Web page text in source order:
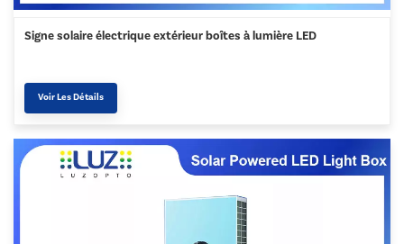
Signe solaire électrique extérieur boîtes à lumière LED
Voir Les Détails